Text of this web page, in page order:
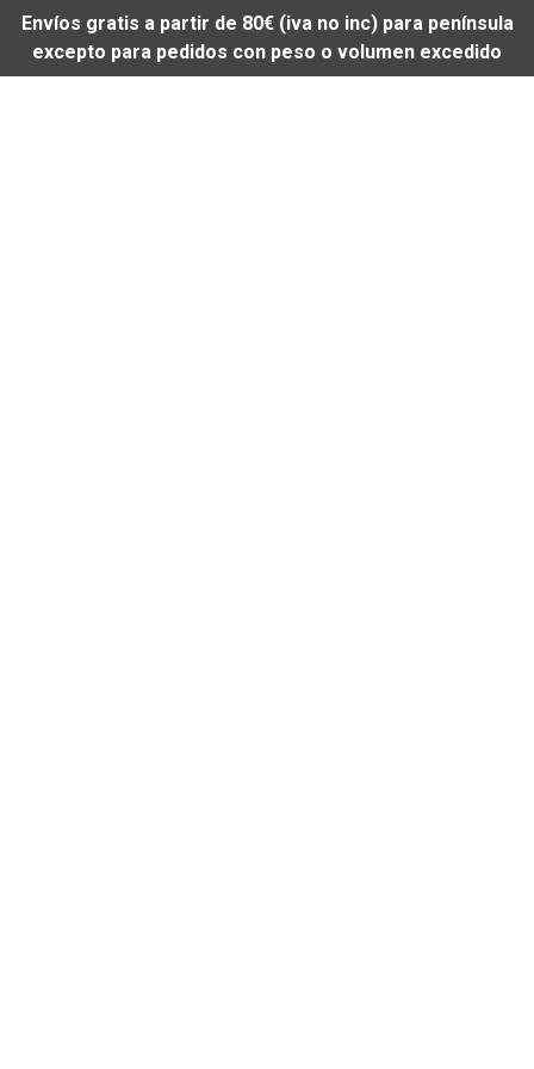
Envíos gratis a partir de 80€ (iva no inc) para península
excepto para pedidos con peso o volumen excedido